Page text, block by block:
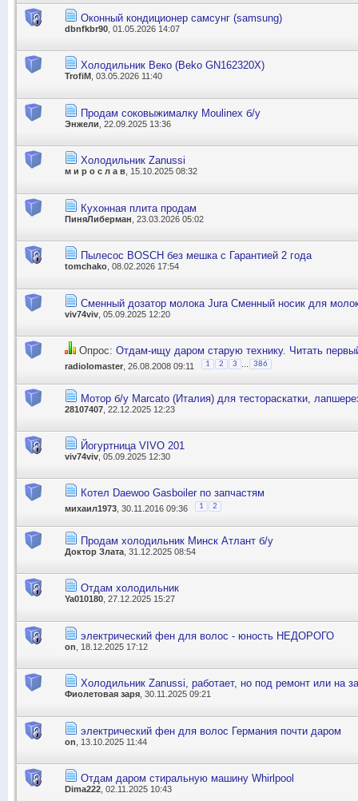
Оконный кондиционер самсунг (samsung)
dbnfkbr90 , 01.05.2026 14:07
Холодильник Веко (Beko GN162320X)
TrofiM , 03.05.2026 11:40
Продам соковыжималку Moulinex б/у
Энжели , 22.09.2025 13:36
Холодильник Zanussi
м и р о с л а в , 15.10.2025 08:32
Кухонная плита продам
ПиняЛиберман , 23.03.2026 05:02
Пылесос BOSCH без мешка с Гарантией 2 года
tomchako , 08.02.2026 17:54
Сменный дозатор молока Jura Сменный носик для
viv74viv , 05.09.2025 12:20
Опрос: Отдам-ищу даром старую технику. Читать
radiolomaster , 26.08.2008 09:11 1 2 3 386
Мотор б/у Marcato (Италия) для тестораскатки,
28107407 , 22.12.2025 12:23
Йогуртница VIVO 201
viv74viv , 05.09.2025 12:30
Котел Daewoo Gasboiler по запчастям
михаил1973 , 30.11.2016 09:36 1 2
Продам холодильник Минск Атлант б/у
Доктор Злата , 31.12.2025 08:54
Отдам холодильник
Ya010180 , 27.12.2025 15:27
электрический фен для волос - юность НЕДОРОГО
on , 18.12.2025 17:12
Холодильник Zanussi, работает, но под ремонт или на
Фиолетовая заря , 30.11.2025 09:21
электрический фен для волос Германия почти даром
on , 13.10.2025 11:44
Отдам даром стиральную машину Whirlpool
Dima222 , 02.11.2025 10:43